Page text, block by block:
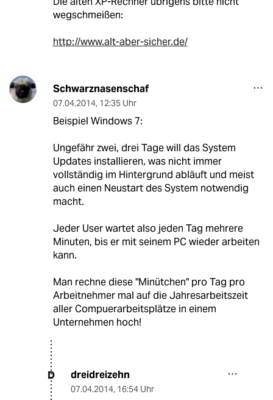
wegschmeißen:
http://www.alt-aber-sicher.de/
Schwarznasenschaf
07.04.2014, 12:35 Uhr
Beispiel Windows 7:
Ungefähr zwei, drei Tage will das System
Updates installieren, was nicht immer
vollständig im Hintergrund abläuft und meist
auch einen Neustart des System notwendig
macht.
Jeder User wartet also jeden Tag mehrere
Minuten, bis er mit seinem PC wieder arbeiten
kann.
Man rechne diese "Minütchen" pro Tag pro
Arbeitnehmer mal auf die Jahresarbeitszeit
aller Compuerarbeitsplätze in einem
Unternehmen hoch!
D dreidreizehn
07.04.2014, 16:54 Uhr